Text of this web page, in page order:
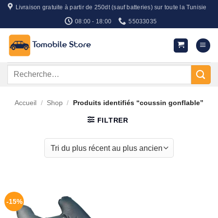
Passer
contenu
Livraison gratuite à partir de 250dt (sauf batteries) sur toute la Tunisie
08:00 - 18:00 55033035
Recherche
Accueil / Shop / Produits identifiés “coussin gonflable”
FILTRER
-15%